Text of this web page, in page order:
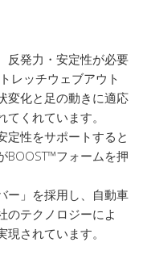
反発力・安定性が必要
レッチウェブアウト
変化と足の動きに適応
くれています。
定性をサポートすると
BOOST™フォームを押
ー」を採用し、自動車
のテクノロジーによ
されています。